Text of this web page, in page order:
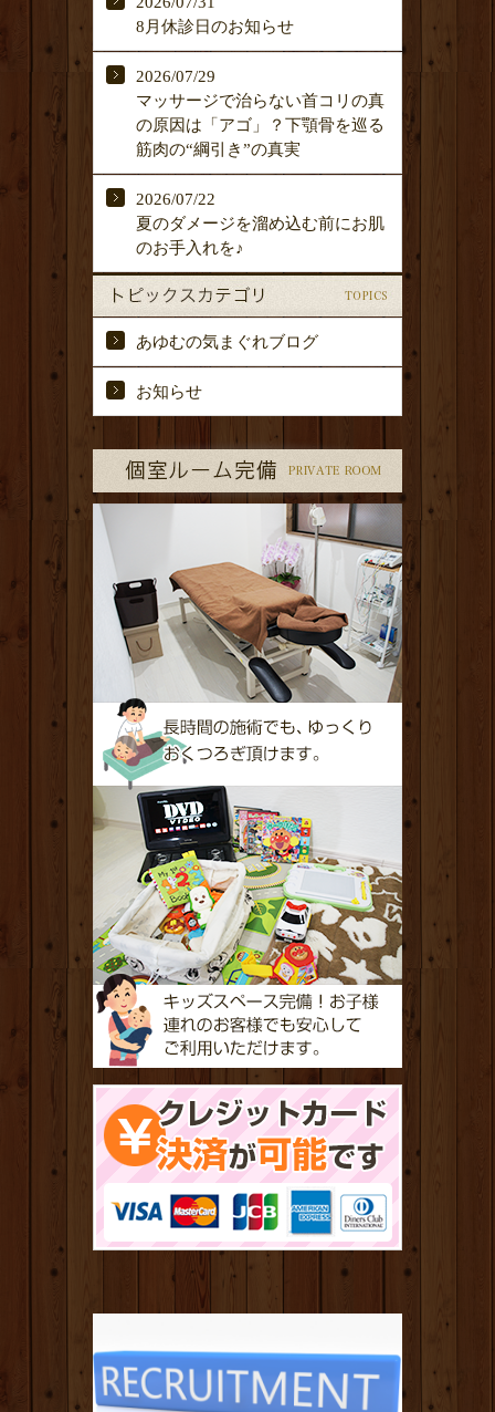
8月休診日のお知らせ
2026/07/29
マッサージで治らない首コリの真
の原因は「アゴ」？下顎骨を巡る
筋肉の“綱引き”の真実
2026/07/22
夏のダメージを溜め込む前にお肌
のお手入れを♪
あゆむの気まぐれブログ
お知らせ